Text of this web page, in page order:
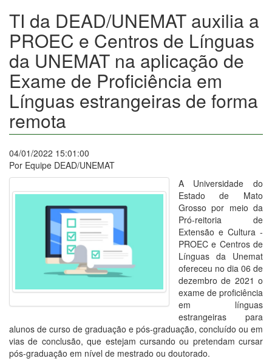
TI da DEAD/UNEMAT auxilia a
PROEC e Centros de Línguas
da UNEMAT na aplicação de
Exame de Proficiência em
Línguas estrangeiras de forma
remota
04/01/2022 15:01:00
Por Equipe DEAD/UNEMAT
A Universidade do
Estado de Mato
Grosso por meio da
Pró-reitoria de
Extensão e Cultura -
PROEC e Centros de
Línguas da Unemat
ofereceu no dia 06 de
dezembro de 2021 o
exame de proficiência
em línguas
estrangeiras para
alunos de curso de graduação e pós-graduação, concluído ou em
vias de conclusão, que estejam cursando ou pretendam cursar
pós-graduação em nível de mestrado ou doutorado.